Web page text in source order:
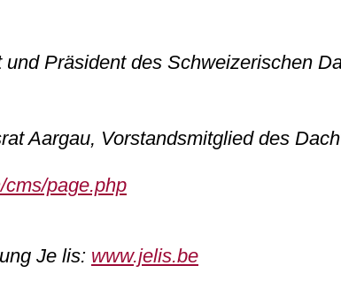
Präsident des Schweizerischen
Aargau, Vorstandsmitglied des
page.php
Je lis: www.jelis.be